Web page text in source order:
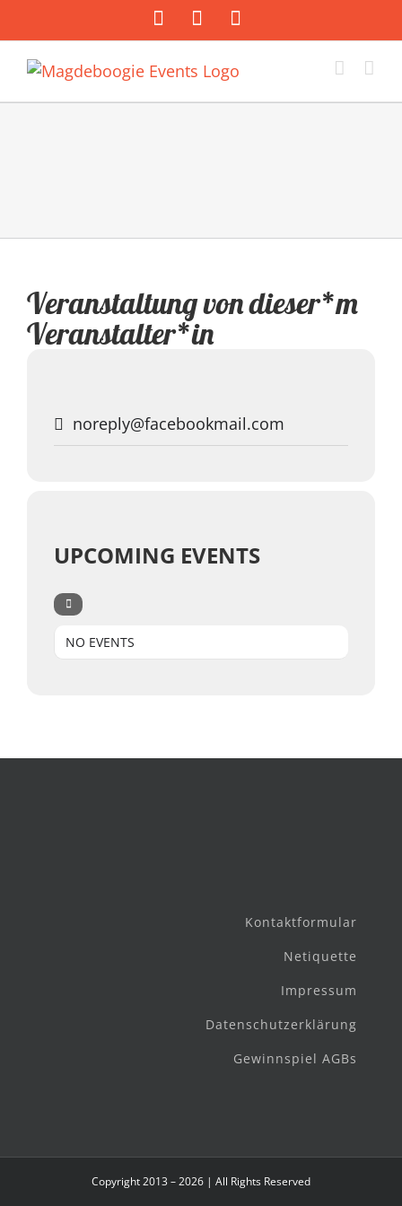
Inhalt
springen
FacebookInstagram
Mail
Veranstaltung von dieser*m
Veranstalter*in
noreply@facebookmail.com
UPCOMING EVENTS
NO EVENTS
Kontaktformular
Netiquette
Impressum
Datenschutzerklärung
Gewinnspiel AGBs
Copyright 2013 – 2026 | All Rights Reserved